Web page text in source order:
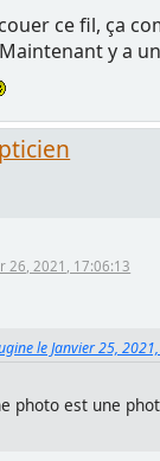
ce fil, ça
y a
26, 2021, 17:06:13
le Janvier 25,
photo est une